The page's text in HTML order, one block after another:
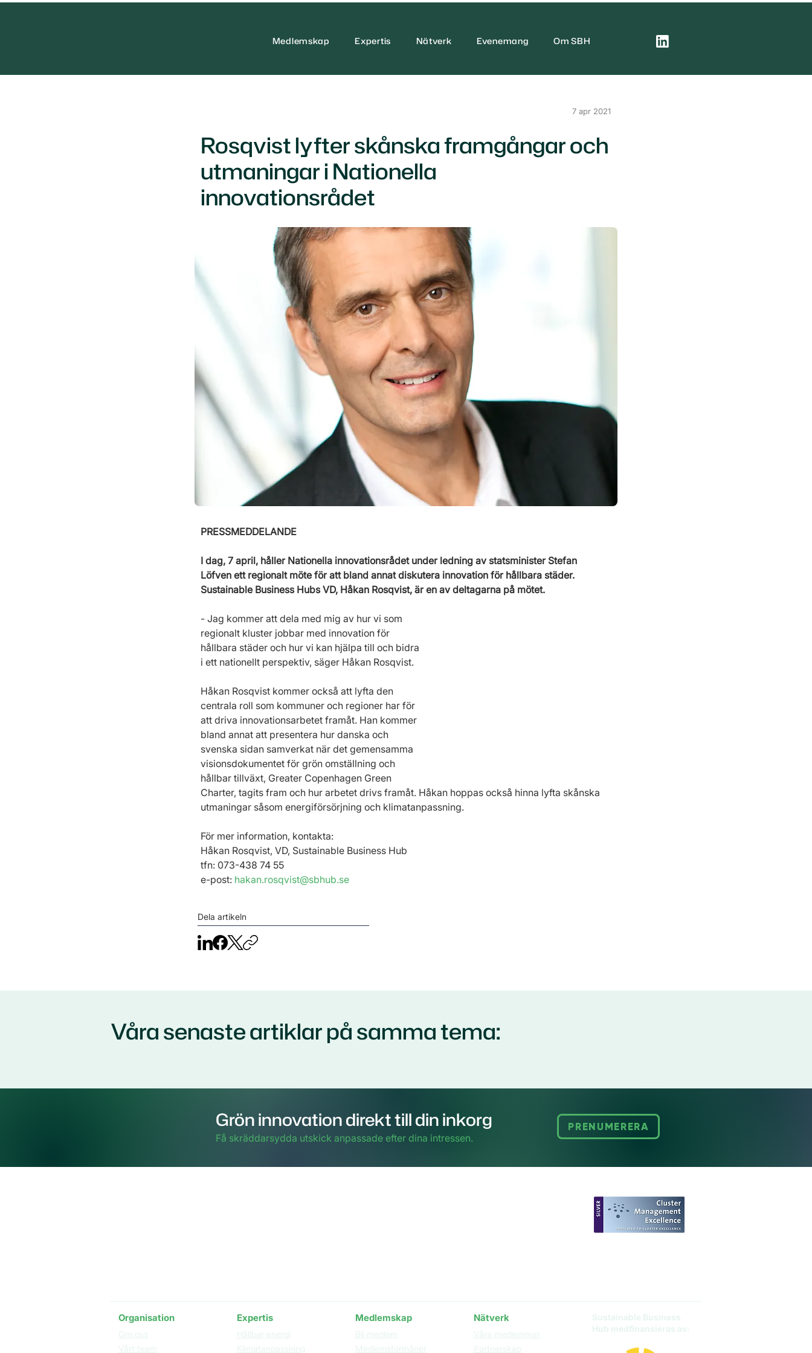
Medlemskap Expertis Nätverk Evenemang Om SBH
7 apr 2021
Rosqvist lyfter skånska framgångar och
utmaningar i Nationella
innovationsrådet
PRESSMEDDELANDE
I dag, 7 april, håller Nationella innovationsrådet under ledning av statsminister Stefan
Löfven ett regionalt möte för att bland annat diskutera innovation för hållbara städer.
Sustainable Business Hubs VD, Håkan Rosqvist, är en av deltagarna på mötet.
- Jag kommer att dela med mig av hur vi som
regionalt kluster jobbar med innovation för
hållbara städer och hur vi kan hjälpa till och bidra
i ett nationellt perspektiv, säger Håkan Rosqvist.
Håkan Rosqvist kommer också att lyfta den
centrala roll som kommuner och regioner har för
att driva innovationsarbetet framåt. Han kommer
bland annat att presentera hur danska och
svenska sidan samverkat när det gemensamma
visionsdokumentet för grön omställning och
hållbar tillväxt, Greater Copenhagen Green
Charter, tagits fram och hur arbetet drivs framåt. Håkan hoppas också hinna lyfta skånska
utmaningar såsom energiförsörjning och klimatanpassning.
För mer information, kontakta:
Håkan Rosqvist, VD, Sustainable Business Hub
tfn: 073-438 74 55
e-post: hakan.rosqvist@sbhub.se
Dela artikeln
Våra senaste artiklar på samma tema:
Grön innovation direkt till din inkorg
Få skräddarsydda utskick anpassade efter dina intressen.
PRENUMERERA
Organisation​
Om oss
Vårt team
Expertis
Hållbar energi
Klimatanpassning
Medlemskap
Bli medlem
Medlemsförmåner
Nätverk
Våra medlemmar
Partnerskap
Sustainable Business
Hub medfinansieras av: